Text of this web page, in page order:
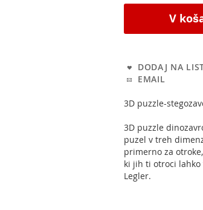
V
DODAJ NA
EMAIL
3D puzzle-
3D puzzle
puzel v treh
primerno za
ki jih ti otroci lahko
Legler.